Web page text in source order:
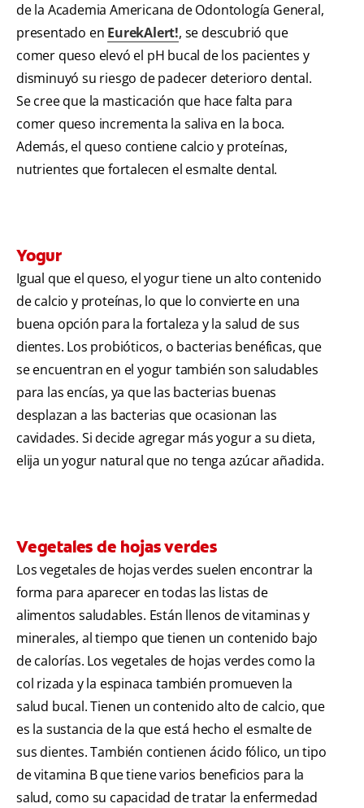
de la Academia Americana de Odontología General,
presentado en EurekAlert!, se descubrió que
comer queso elevó el pH bucal de los pacientes y
disminuyó su riesgo de padecer deterioro dental.
Se cree que la masticación que hace falta para
comer queso incrementa la saliva en la boca.
Además, el queso contiene calcio y proteínas,
nutrientes que fortalecen el esmalte dental.
Yogur
Igual que el queso, el yogur tiene un alto contenido
de calcio y proteínas, lo que lo convierte en una
buena opción para la fortaleza y la salud de sus
dientes. Los probióticos, o bacterias benéficas, que
se encuentran en el yogur también son saludables
para las encías, ya que las bacterias buenas
desplazan a las bacterias que ocasionan las
cavidades. Si decide agregar más yogur a su dieta,
elija un yogur natural que no tenga azúcar añadida.
Vegetales de hojas verdes
Los vegetales de hojas verdes suelen encontrar la
forma para aparecer en todas las listas de
alimentos saludables. Están llenos de vitaminas y
minerales, al tiempo que tienen un contenido bajo
de calorías. Los vegetales de hojas verdes como la
col rizada y la espinaca también promueven la
salud bucal. Tienen un contenido alto de calcio, que
es la sustancia de la que está hecho el esmalte de
sus dientes. También contienen ácido fólico, un tipo
de vitamina B que tiene varios beneficios para la
salud, como su capacidad de tratar la enfermedad